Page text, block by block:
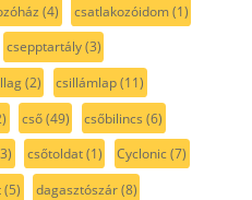
(4) csatlakozóidom(1)
csepptartály(3)
(2) csillámlap(11)
cső(49) csőbilincs (6)
csőtoldat(1) Cyclonic(7)
(5) dagasztószár(8)